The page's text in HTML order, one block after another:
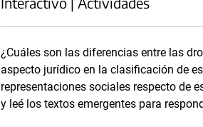
¿Cuáles son las diferencias entre las
aspecto jurídico en la clasificación de
representaciones sociales respecto de
y leé los textos emergentes para